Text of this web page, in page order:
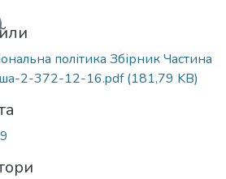
політика Збірник Частина
2-372-12-16.pdf(181,79 KB)